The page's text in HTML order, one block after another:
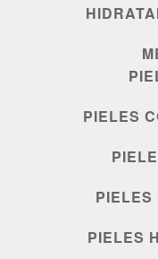
PIELES
PIELES
PIELES